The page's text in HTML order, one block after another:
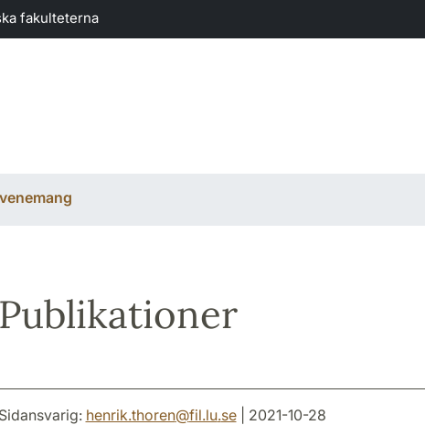
fakulteterna
Publikationer
Sidansvarig: henrik.thoren@fil.lu.se| 2021-10-28